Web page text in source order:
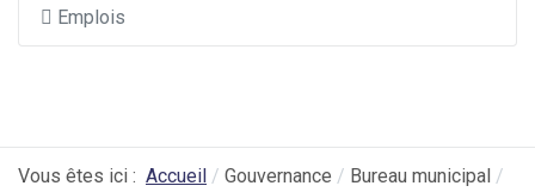
Emplois
Vous êtes ici : Accueil Gouvernance
Bureau municipal